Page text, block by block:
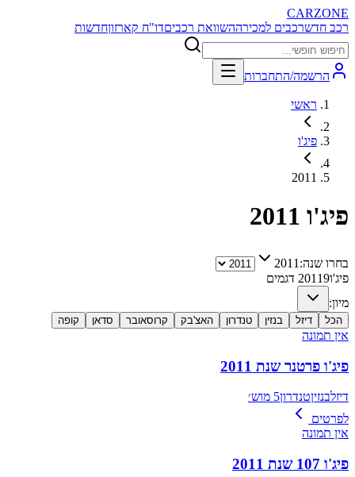
CARZONE
רכב חדשרכבים למכירההשוואת רכביםדו"ח קארזוןחדשות
הרשמה/התחברות
ראשי
פיג'ו
2011
פיג'ו 2011
בחרו שנה: 2011
פיג'ו
20119
דגמים
מיון:
הכל דיזל בנזין טנדרון האצ'בק קרוסאובר סדאן קופה
אין תמונה
פיג'ו פרטנר שנת 2011
דיזלבנזיןטנדרון5 מוש׳
לפרטים
אין תמונה
פיג'ו 107 שנת 2011